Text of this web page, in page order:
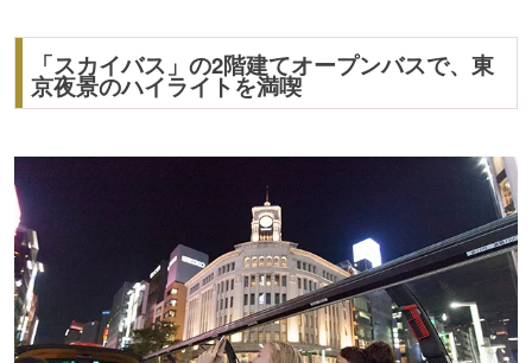
「スカイバス」の2階建てオープンバスで、東
京夜景のハイライトを満喫